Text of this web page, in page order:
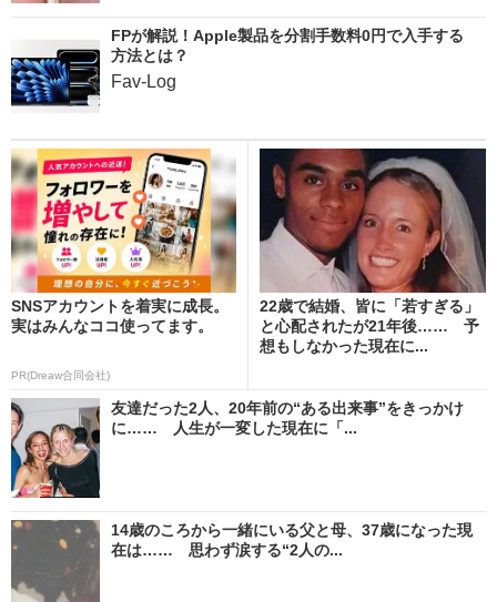
FPが解説！Apple製品を分割手数料0円で入手する
方法とは？
Fav-Log
SNSアカウントを着実に成長。
実はみんなココ使ってます。
PR(Dreaw合同会社)
22歳で結婚、皆に「若すぎる」
と心配されたが21年後…… 予
想もしなかった現在に...
友達だった2人、20年前の“ある出来事”をきっかけ
に…… 人生が一変した現在に「...
14歳のころから一緒にいる父と母、37歳になった現
在は…… 思わず涙する“2人の...